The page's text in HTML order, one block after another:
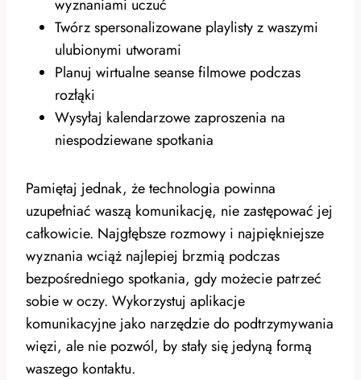
wyznaniami uczuć
Twórz spersonalizowane playlisty z waszymi
ulubionymi utworami
Planuj wirtualne seanse filmowe podczas
rozłąki
Wysyłaj kalendarzowe zaproszenia na
niespodziewane spotkania
Pamiętaj jednak, że technologia powinna
uzupełniać waszą komunikację, nie zastępować jej
całkowicie. Najgłębsze rozmowy i najpiękniejsze
wyznania wciąż najlepiej brzmią podczas
bezpośredniego spotkania, gdy możecie patrzeć
sobie w oczy. Wykorzystuj aplikacje
komunikacyjne jako narzędzie do podtrzymywania
więzi, ale nie pozwól, by stały się jedyną formą
waszego kontaktu.